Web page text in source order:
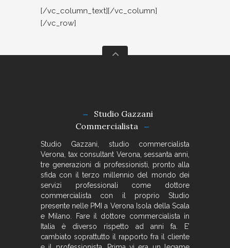
[/vc_column_text][/vc_column]
[/vc_row]
Studio Gazzani
Commercialista
Studio Gazzani, studio commercialista
Verona, tax consultant Verona, sessanta anni,
tre generazioni di professionisti, pronto alla
sfida con il terzo millennio del mondo dei
servizi professionali come dottore
commercialista con il proprio Studio
presente nelle PMI a Verona Isola della Scala
e Milano. Fare il dottore commercialista in
Italia è diverso rispetto ad anni fa. E’
cambiato soprattutto il rapporto fra il cliente